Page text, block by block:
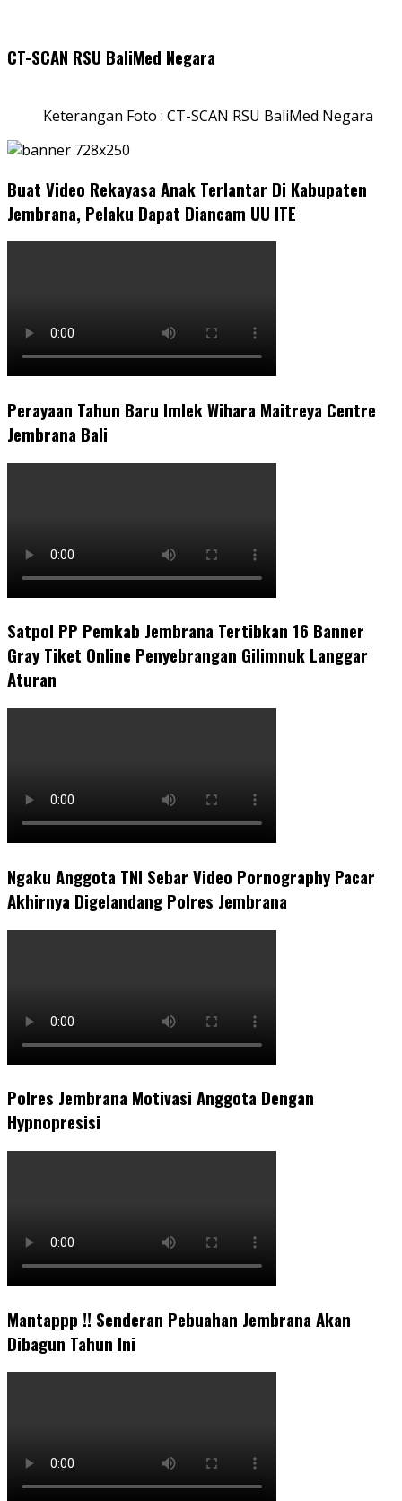
CT-SCAN RSU BaliMed Negara
Keterangan Foto : CT-SCAN RSU BaliMed Negara
Buat Video Rekayasa Anak Terlantar Di Kabupaten
Jembrana, Pelaku Dapat Diancam UU ITE
Perayaan Tahun Baru Imlek Wihara Maitreya Centre
Jembrana Bali
Satpol PP Pemkab Jembrana Tertibkan 16 Banner
Gray Tiket Online Penyebrangan Gilimnuk Langgar
Aturan
Ngaku Anggota TNI Sebar Video Pornography Pacar
Akhirnya Digelandang Polres Jembrana
Polres Jembrana Motivasi Anggota Dengan
Hypnopresisi
Mantappp !! Senderan Pebuahan Jembrana Akan
Dibagun Tahun Ini